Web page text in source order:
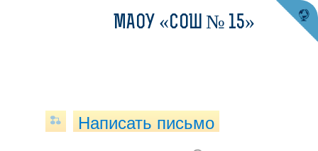
МАОУ «СОШ № 15»
Написать письмо